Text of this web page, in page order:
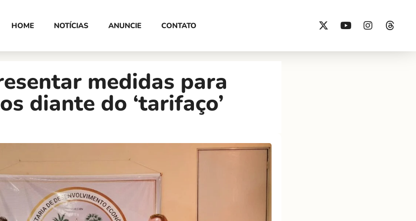
HOME NOTÍCIAS ANUNCIE CONTATO
medidas para
diante do ‘tarifaço’